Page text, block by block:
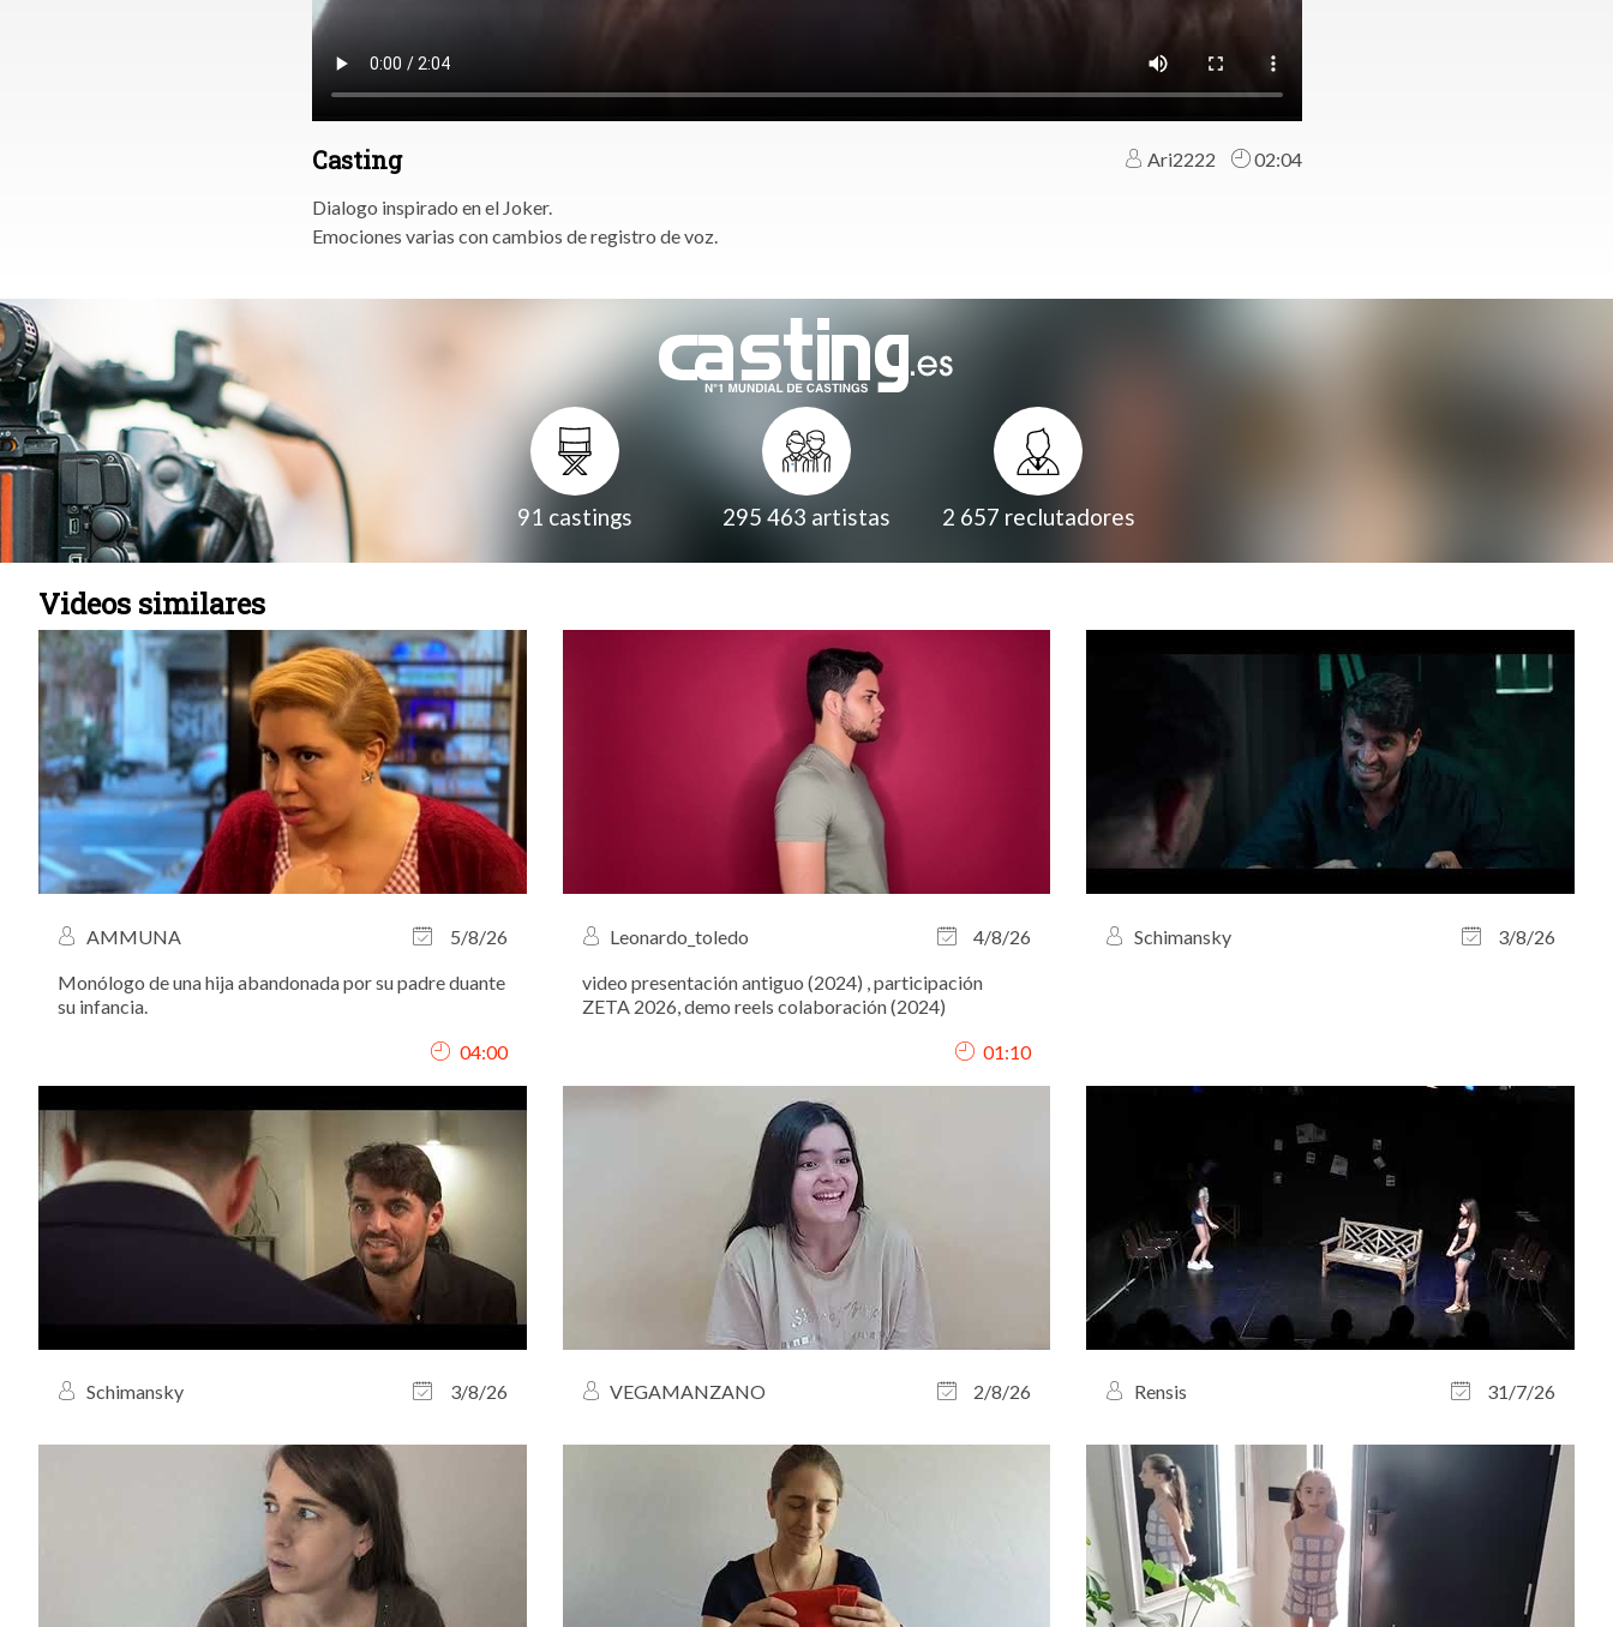
Casting Ari2222 02:04
Dialogo inspirado en el Joker.
Emociones varias con cambios de registro de voz.
91 castings 295 463 artistas 2 657 reclutadores
Videos similares
AMMUNA
5/8/26
Monólogo de una hija abandonada por su padre duante
su infancia.
04:00
Leonardo_toledo
4/8/26
video presentación antiguo (2024) , participación
ZETA 2026, demo reels colaboración (2024)
01:10
Schimansky 3/8/26
Schimansky 3/8/26 VEGAMANZANO 2/8/26 Rensis 31/7/26